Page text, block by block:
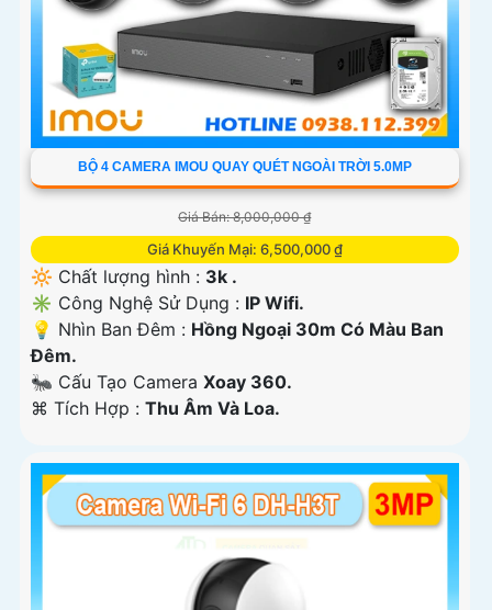
BỘ 4 CAMERA IMOU QUAY QUÉT NGOÀI TRỜI 5.0MP
Giá Bán: 8,000,000 ₫
Giá Khuyến Mại: 6,500,000 ₫
🔆 Chất lượng hình : 3k .
✳️ Công Nghệ Sử Dụng : IP Wifi.
💡 Nhìn Ban Đêm : Hồng Ngoại 30m Có Màu Ban
Ðêm.
🐜 Cấu Tạo Camera Xoay 360.
️⌘ Tích Hợp : Thu Âm Và Loa.